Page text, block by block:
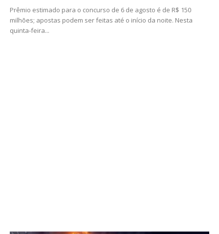
Prêmio estimado para o concurso de 6 de agosto é de R$ 150
milhões; apostas podem ser feitas até o início da noite. Nesta
quinta-feira...